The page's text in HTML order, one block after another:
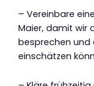
– Vereinbare
Maier, damit wir
besprechen und
einschätzen